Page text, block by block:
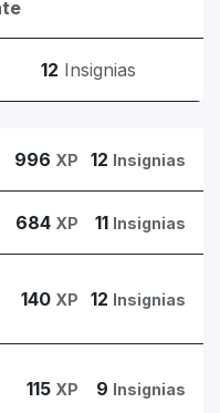
12 Insignias
996 XP 12 Insignias
684 XP 11 Insignias
140 XP 12 Insignias
115 XP 9 Insignias